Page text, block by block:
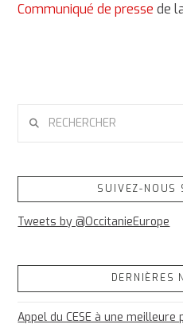
Communiqué de presse de
SUIVEZ-NOUS
Tweets by @OccitanieEurope
DERNIÈRES
Appel du CESE à une